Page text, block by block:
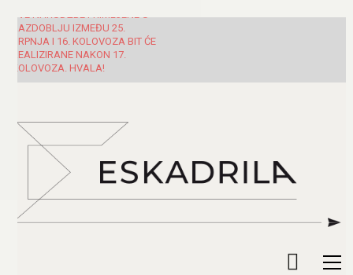
SVE NARUDŽBE PRIMLJENE U
RAZDOBLJU IZMEĐU 25.
SRPNJA I 16. KOLOVOZA BIT ĆE
REALIZIRANE NAKON 17.
KOLOVOZA. HVALA!